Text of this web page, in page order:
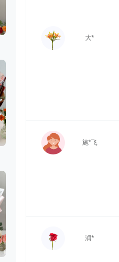
大*
施*飞
润*